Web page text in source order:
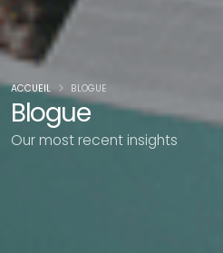
Blogue
Our most recent insights
ACCUEIL BLOGUE